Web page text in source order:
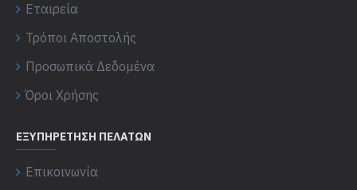
Εταιρεία
Τρόποι Αποστολής
Προσωπικά Δεδομένα
Όροι Χρήσης
ΕΞΥΠΗΡΈΤΗΣΗ ΠΕΛΑΤΏΝ
Επικοινωνία